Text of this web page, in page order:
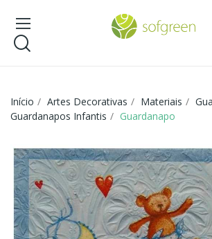
Início Artes Decorativas Materiais
Guardanapos Infantis
Guardanapo